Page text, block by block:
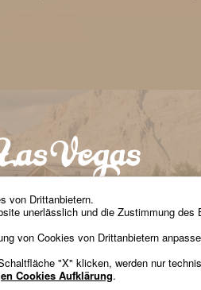
von Drittanbietern.
unerlässlich und die Zustimmung des
von Cookies von Drittanbietern
"X" klicken, werden nur
Cookies Aufklärung.
LAS VEGAS LODGE
info@lasvegasonline.it
+39 0471 840138